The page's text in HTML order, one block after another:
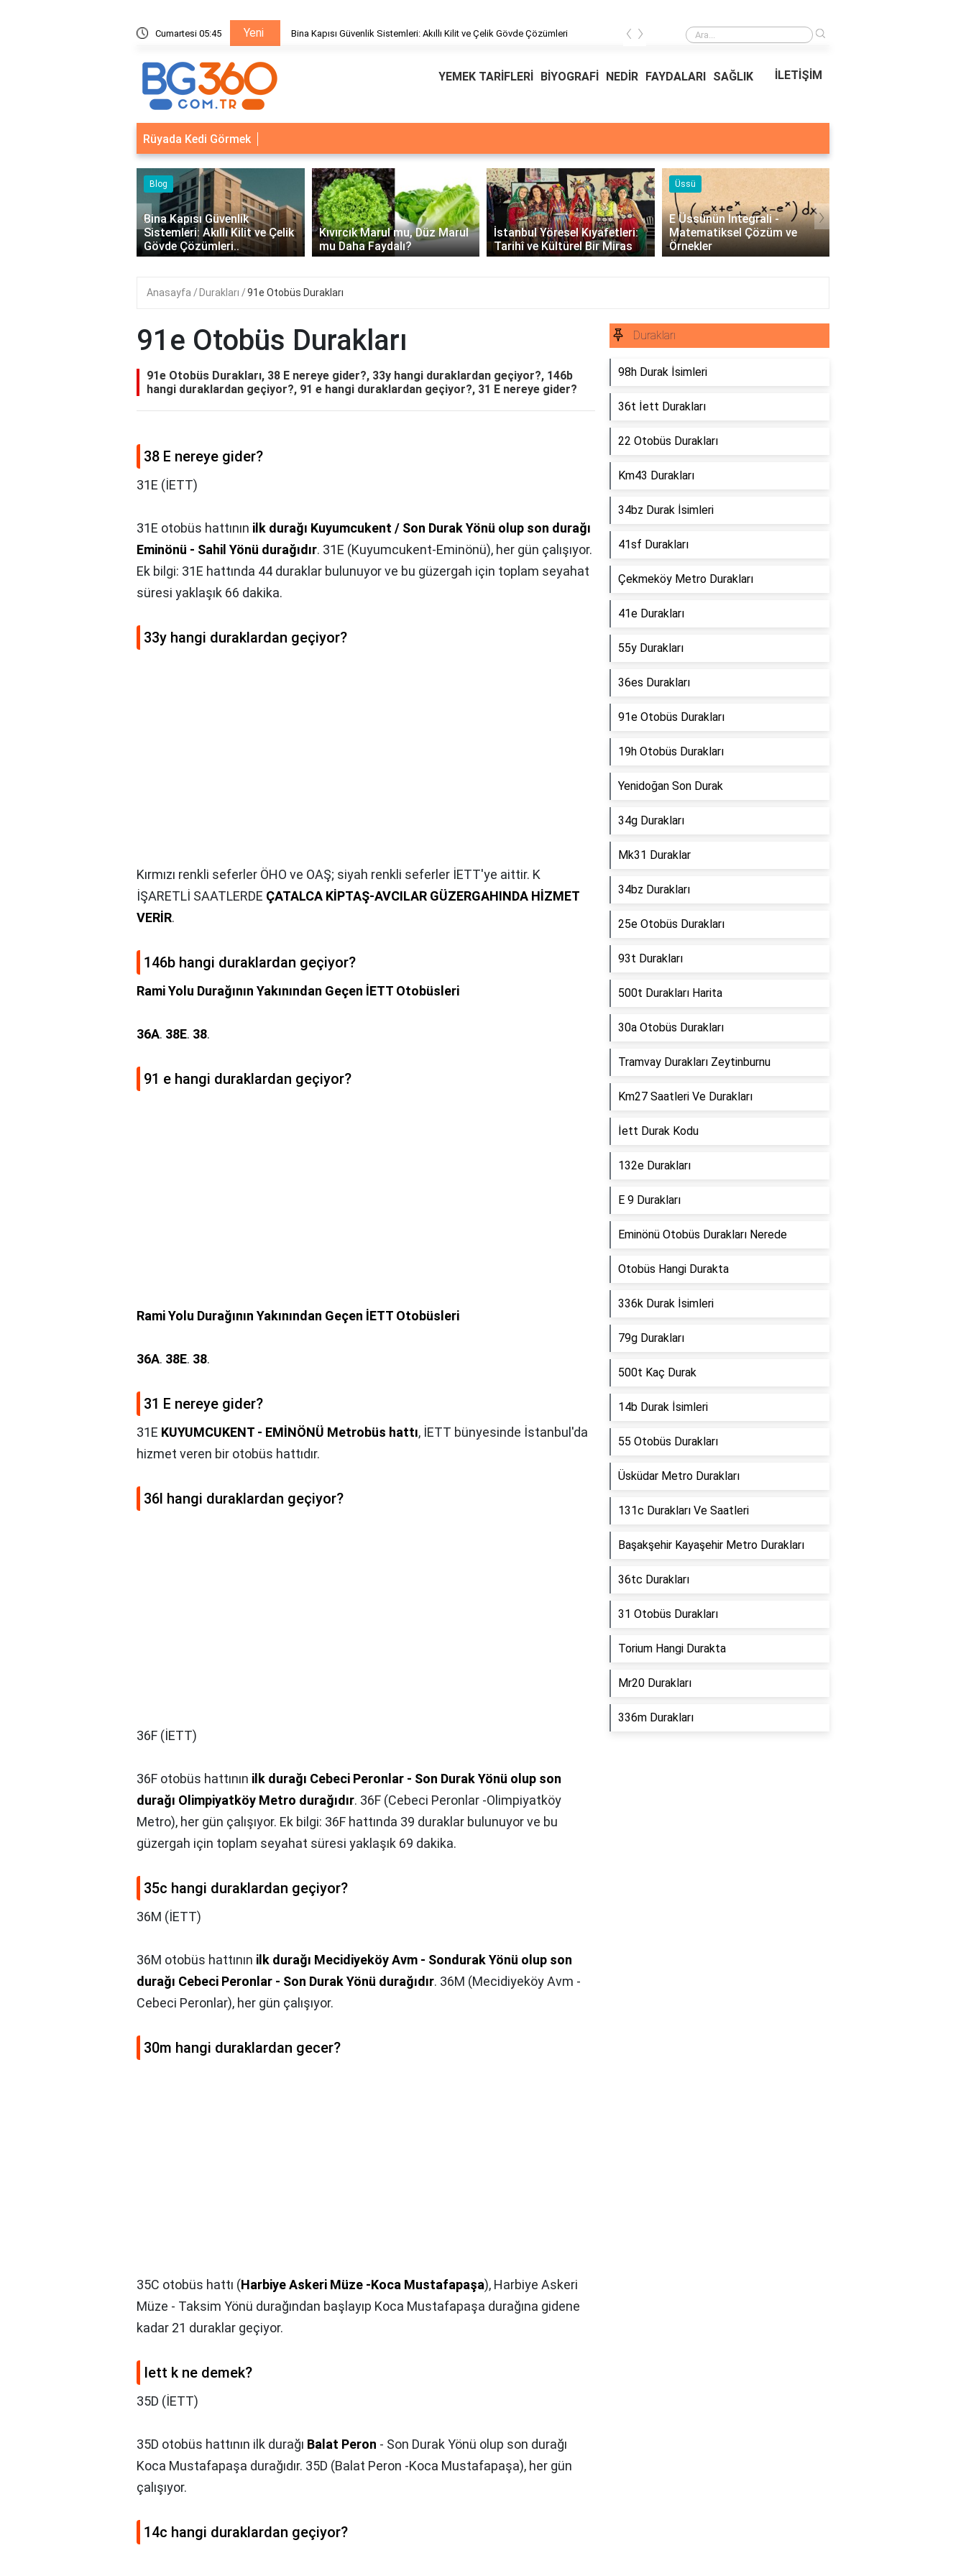
Cumartesi 05:45 Yeni
Sistemleri: Akıllı Kilit ve Çelik Gövde Çözümleri Bina Kapısı Güvenlik Sistemleri: Akıllı Kilit ve Çelik Gövde Çözümleri Ödeal Müşteri Hizmetleri
‹ ›
YEMEK TARİFLERİ BİYOGRAFİ NEDİR FAYDALARI SAĞLIK İLETİŞİM
Rüyada Kedi Görmek
Kıvırcık Marul mu, Düz Marul
mu Daha Faydalı?
İstanbul Yöresel Kıyafetleri:
Tarihî ve Kültürel Bir Miras
Üssü
E Üssünün İntegrali -
Matematiksel Çözüm ve
Örnekler
Örnekleri
Profesyonel Kurumsal Mail
Örnekleri - İşletmeler İçin
Etkili İletişim..
‹ ›
Anasayfa Durakları 91e Otobüs Durakları
91e Otobüs Durakları
91e Otobüs Durakları, 38 E nereye gider?, 33y hangi duraklardan geçiyor?, 146b
hangi duraklardan geçiyor?, 91 e hangi duraklardan geçiyor?, 31 E nereye gider?
38 E nereye gider?
31E (İETT)
31E otobüs hattının ilk durağı Kuyumcukent / Son Durak Yönü olup son durağı
Eminönü - Sahil Yönü durağıdır. 31E (Kuyumcukent-Eminönü), her gün çalışıyor.
Ek bilgi: 31E hattında 44 duraklar bulunuyor ve bu güzergah için toplam seyahat
süresi yaklaşık 66 dakika.
33y hangi duraklardan geçiyor?
Kırmızı renkli seferler ÖHO ve OAŞ; siyah renkli seferler İETT'ye aittir. K
İŞARETLİ SAATLERDE ÇATALCA KİPTAŞ-AVCILAR GÜZERGAHINDA HİZMET
VERİR.
146b hangi duraklardan geçiyor?
Rami Yolu Durağının Yakınından Geçen İETT Otobüsleri
36A. 38E. 38.
91 e hangi duraklardan geçiyor?
Rami Yolu Durağının Yakınından Geçen İETT Otobüsleri
36A. 38E. 38.
31 E nereye gider?
31E KUYUMCUKENT - EMİNÖNÜ Metrobüs hattı, İETT bünyesinde İstanbul'da
hizmet veren bir otobüs hattıdır.
36l hangi duraklardan geçiyor?
36F (İETT)
36F otobüs hattının ilk durağı Cebeci Peronlar - Son Durak Yönü olup son
durağı Olimpiyatköy Metro durağıdır. 36F (Cebeci Peronlar -Olimpiyatköy
Metro), her gün çalışıyor. Ek bilgi: 36F hattında 39 duraklar bulunuyor ve bu
güzergah için toplam seyahat süresi yaklaşık 69 dakika.
35c hangi duraklardan geçiyor?
36M (İETT)
36M otobüs hattının ilk durağı Mecidiyeköy Avm - Sondurak Yönü olup son
durağı Cebeci Peronlar - Son Durak Yönü durağıdır. 36M (Mecidiyeköy Avm -
Cebeci Peronlar), her gün çalışıyor.
30m hangi duraklardan gecer?
35C otobüs hattı (Harbiye Askeri Müze -Koca Mustafapaşa), Harbiye Askeri
Müze - Taksim Yönü durağından başlayıp Koca Mustafapaşa durağına gidene
kadar 21 duraklar geçiyor.
Iett k ne demek?
35D (İETT)
35D otobüs hattının ilk durağı Balat Peron - Son Durak Yönü olup son durağı
Koca Mustafapaşa durağıdır. 35D (Balat Peron -Koca Mustafapaşa), her gün
çalışıyor.
14c hangi duraklardan geçiyor?
Durakları
98h Durak İsimleri
36t İett Durakları
22 Otobüs Durakları
Km43 Durakları
34bz Durak İsimleri
41sf Durakları
Çekmeköy Metro Durakları
41e Durakları
55y Durakları
36es Durakları
91e Otobüs Durakları
19h Otobüs Durakları
Yenidoğan Son Durak
34g Durakları
Mk31 Duraklar
34bz Durakları
25e Otobüs Durakları
93t Durakları
500t Durakları Harita
30a Otobüs Durakları
Tramvay Durakları Zeytinburnu
Km27 Saatleri Ve Durakları
İett Durak Kodu
132e Durakları
E 9 Durakları
Eminönü Otobüs Durakları Nerede
Otobüs Hangi Durakta
336k Durak İsimleri
79g Durakları
500t Kaç Durak
14b Durak İsimleri
55 Otobüs Durakları
Üsküdar Metro Durakları
131c Durakları Ve Saatleri
Başakşehir Kayaşehir Metro Durakları
36tc Durakları
31 Otobüs Durakları
Torium Hangi Durakta
Mr20 Durakları
336m Durakları